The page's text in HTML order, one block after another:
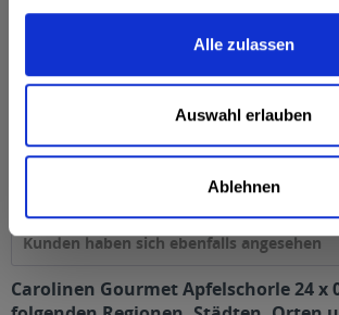
Alle zulassen
Auswahl erlauben
Ablehnen
Nährwertangaben
Brennwert 27 kcal / 116 kJ Fett 0 g davon
Fettsäuren 0 g Kohlenhydrate...mehr
Kunden haben sich ebenfalls angesehen
Carolinen Gourmet Apfelschorle 24 x